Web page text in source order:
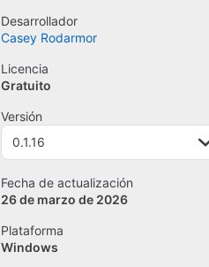
Desarrollador
Casey Rodarmor
Licencia
Gratuito
Versión
0.1.16
Fecha de actualización
26 de marzo de 2026
Plataforma
Windows